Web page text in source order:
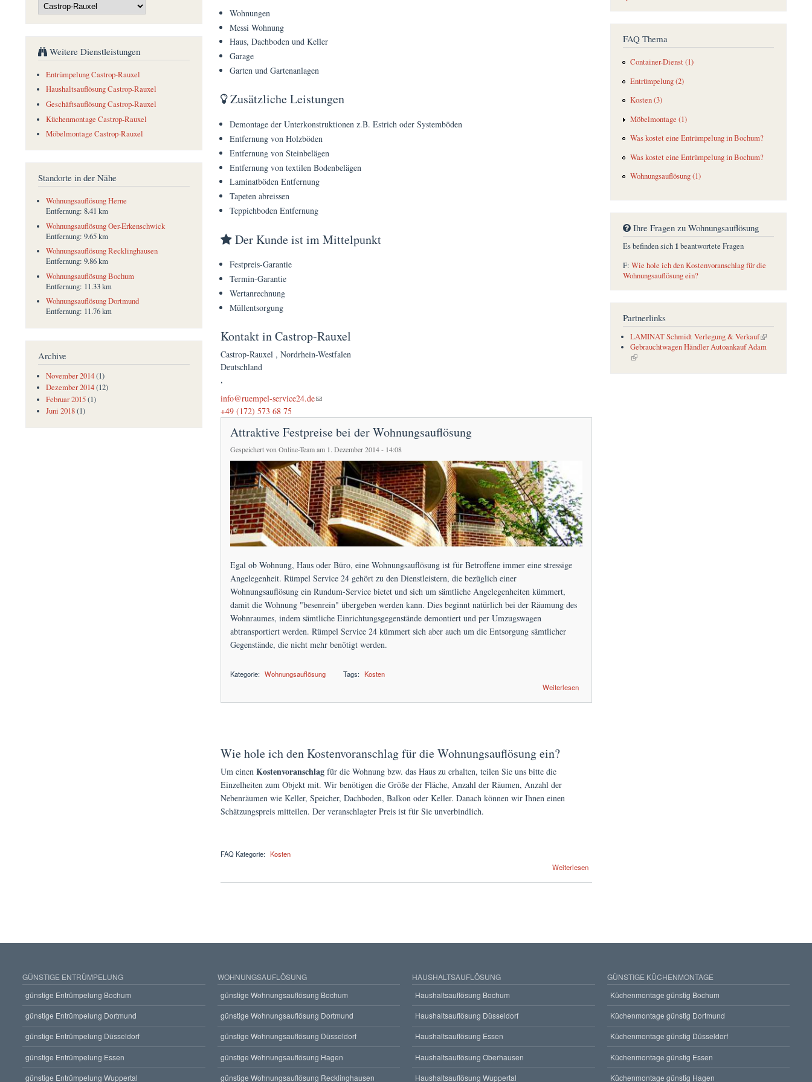
Wohnungen
Messi Wohnung
Haus, Dachboden und Keller
Garage
Garten und Gartenanlagen
Zusätzliche Leistungen
Demontage der Unterkonstruktionen z.B. Estrich oder Systemböden
Entfernung von Holzböden
Entfernung von Steinbelägen
Entfernung von textilen Bodenbelägen
Laminatböden Entfernung
Tapeten abreissen
Teppichboden Entfernung
Der Kunde ist im Mittelpunkt
Festpreis-Garantie
Termin-Garantie
Wertanrechnung
Müllentsorgung
Kontakt in Castrop-Rauxel
Castrop-Rauxel , Nordrhein-Westfalen
Deutschland
,
info@ruempel-service24.de
(link sends e-mail)
+49 (172) 573 68 75
Attraktive Festpreise bei der Wohnungsauflösung
Gespeichert vonOnline-Teamam 1. Dezember 2014 - 14:08
Egal ob Wohnung, Haus oder Büro, eine Wohnungsauflösung ist für Betroffene immer eine stressige
Angelegenheit. Rümpel Service 24 gehört zu den Dienstleistern, die bezüglich einer
Wohnungsauflösung ein Rundum-Service bietet und sich um sämtliche Angelegenheiten kümmert,
damit die Wohnung "besenrein" übergeben werden kann. Dies beginnt natürlich bei der Räumung des
Wohnraumes, indem sämtliche Einrichtungsgegenstände demontiert und per Umzugswagen
abtransportiert werden. Rümpel Service 24 kümmert sich aber auch um die Entsorgung sämtlicher
Gegenstände, die nicht mehr benötigt werden.
Kategorie: Wohnungsauflösung Tags: Kosten
Weiterlesen
Wie hole ich den Kostenvoranschlag für die Wohnungsauflösung ein?
Um einen Kostenvoranschlagfür die Wohnung bzw. das Haus zu erhalten, teilen Sie uns bitte die
Einzelheiten zum Objekt mit. Wir benötigen die Größe der Fläche, Anzahl der Räumen, Anzahl der
Nebenräumen wie Keller, Speicher, Dachboden, Balkon oder Keller. Danach können wir Ihnen einen
Schätzungspreis mitteilen. Der veranschlagter Preis ist für Sie unverbindlich.
FAQ Kategorie: Kosten
Weiterlesen
Weitere Dienstleistungen
Entrümpelung Castrop-Rauxel
Haushaltsauflösung Castrop-Rauxel
Geschäftsauflösung Castrop-Rauxel
Küchenmontage Castrop-Rauxel
Möbelmontage Castrop-Rauxel
Standorte in der Nähe
Wohnungsauflösung Herne
Entfernung: 8.41 km
Wohnungsauflösung Oer-Erkenschwick
Entfernung: 9.65 km
Wohnungsauflösung Recklinghausen
Entfernung: 9.86 km
Wohnungsauflösung Bochum
Entfernung: 11.33 km
Wohnungsauflösung Dortmund
Entfernung: 11.76 km
Archive
November 2014(1)
Dezember 2014(12)
Februar 2015(1)
Juni 2018(1)
FAQ Thema
Container-Dienst (1)
Entrümpelung (2)
Kosten (3)
Möbelmontage (1)
Was kostet eine Entrümpelung in Bochum?
Was kostet eine Entrümpelung in Bochum?
Wohnungsauflösung (1)
Ihre Fragen zu Wohnungsauflösung
Es befinden sich 1beantwortete Fragen
F: Wie hole ich den Kostenvoranschlag für die
Wohnungsauflösung ein?
Partnerlinks
LAMINAT Schmidt Verlegung & Verkauf
(link is external)
Gebrauchtwagen Händler Autoankauf Adam
(link is external)
GÜNSTIGE ENTRÜMPELUNG
günstige Entrümpelung Bochum
günstige Entrümpelung Dortmund
günstige Entrümpelung Düsseldorf
günstige Entrümpelung Essen
günstige Entrümpelung Wuppertal
WOHNUNGSAUFLÖSUNG
günstige Wohnungsauflösung Bochum
günstige Wohnungsauflösung Dortmund
günstige Wohnungsauflösung Düsseldorf
günstige Wohnungsauflösung Hagen
günstige Wohnungsauflösung Recklinghausen
HAUSHALTSAUFLÖSUNG
Haushaltsauflösung Bochum
Haushaltsauflösung Düsseldorf
Haushaltsauflösung Essen
Haushaltsauflösung Oberhausen
Haushaltsauflösung Wuppertal
GÜNSTIGE KÜCHENMONTAGE
Küchenmontage günstig Bochum
Küchenmontage günstig Dortmund
Küchenmontage günstig Düsseldorf
Küchenmontage günstig Essen
Küchenmontage günstig Hagen